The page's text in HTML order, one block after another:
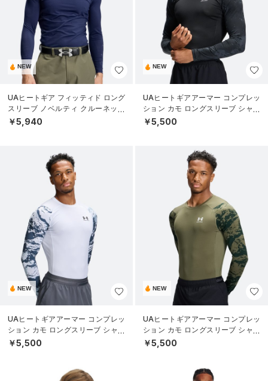
NEW
UAヒートギア フィッティド ロング
スリーブ ノベルティ クルーネック
シャツ（ゴルフ/MEN）
￥5,940
NEW
UAヒートギアアーマー コンプレッ
ション カモ ロングスリーブ シャツ
（トレーニング/MEN）
￥5,500
NEW
UAヒートギアアーマー コンプレッ
ション カモ ロングスリーブ シャツ
（トレーニング/MEN）
￥5,500
NEW
UAヒートギアアーマー コンプレッ
ション カモ ロングスリーブ シャツ
（トレーニング/MEN）
￥5,500